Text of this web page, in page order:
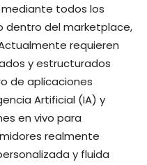
todos los
dentro del marketplace,
requieren
y estructurados
de aplicaciones
Artificial (IA) y
en vivo para
realmente
y fluida